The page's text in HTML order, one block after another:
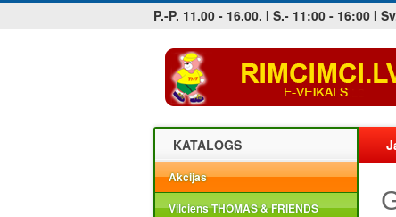
P.-P. 11.00 - 16.00. I S.- 11:00 - 16:00 I
Jobs at sea and maritime vacancies
KATALOGS
Akcijas
Vilciens THOMAS & FRIENDS